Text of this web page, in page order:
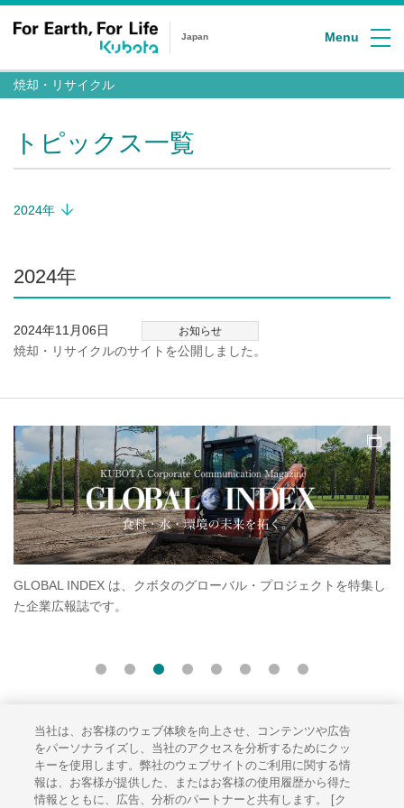
Japan Menu
焼却・リサイクル
トピックス一覧
2024年
2024年
2024年11月06日 お知らせ
焼却・リサイクルのサイトを公開しました。
GLOBAL INDEX は、クボタのグローバル・プロジェクトを特集し
た企業広報誌です。
サイトのご利用にあたって
ソーシャルメディアポリシー
個人情報保護方針
当社は、お客様のウェブ体験を向上させ、コンテンツや広告
をパーソナライズし、当社のアクセスを分析するためにクッ
キーを使用します。弊社のウェブサイトのご利用に関する情
報は、お客様が提供した、またはお客様の使用履歴から得た
情報とともに、広告、分析のパートナーと共有します。 [ク